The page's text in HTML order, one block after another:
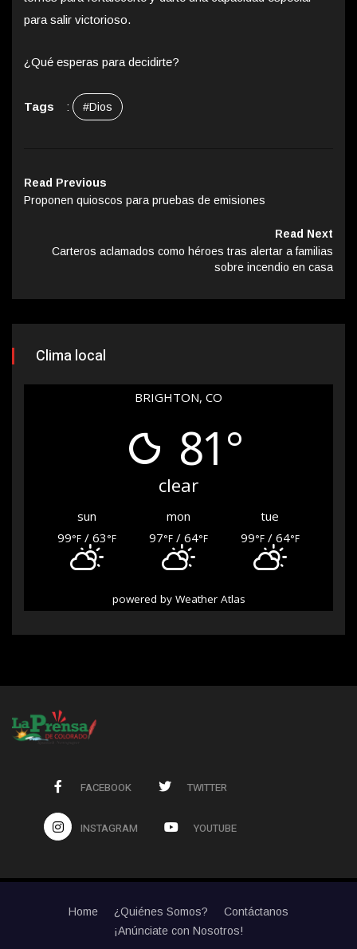
para salir victorioso.
¿Qué esperas para decidirte?
Tags : #Dios
Read Previous
Proponen quioscos para pruebas de emisiones
Read Next
Carteros aclamados como héroes tras alertar a familias
sobre incendio en casa
Clima local
BRIGHTON, CO
81°
clear
sun mon
tue
99°F / 63°F 97°F/ 64°F 99°F/ 64°F
powered by Weather Atlas
FACEBOOK TWITTER
INSTAGRAM YOUTUBE
Home ¿Quiénes Somos?
Contáctanos
¡Anúnciate con Nosotros!